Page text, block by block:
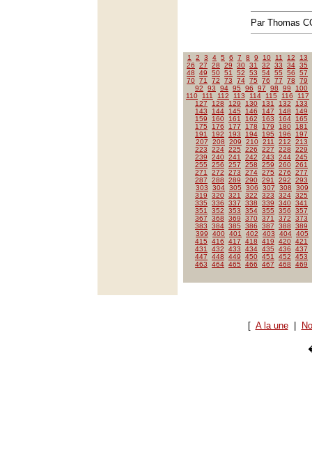
Par Thomas
1 2 3 4 5 6 7 8 9 10 11 12
13
26
27 28 29 30 31 32 33 34 35
48
49 50 51 52 53 54 55 56
57
70 71 72 73 74 75 76 77 78
79
92
93 94 95 96 97 98 99
100
110
111 112 113 114 115 116
117
127
128 129 130 131 132
133
143
144 145 146 147 148
149
159
160 161 162 163 164
165
175
176 177 178 179 180
181
191
192 193 194 195 196
197
207
208 209 210 211 212
213
223
224 225 226 227 228
229
239
240 241 242 243 244 245
255
256 257 258 259 260 261
271
272 273 274 275 276
277
287
288 289 290 291 292
293
303
304 305 306 307 308
309
319
320 321 322 323 324 325
335
336 337 338 339 340 341
351
352 353 354 355 356
357
367
368 369 370 371 372
373
383
384 385 386 387 388
389
399
400 401 402 403 404 405
415
416 417 418 419 420 421
431
432 433 434 435 436
437
447
448 449 450 451 452
453
463
464 465 466 467 468 469
[ A la une|